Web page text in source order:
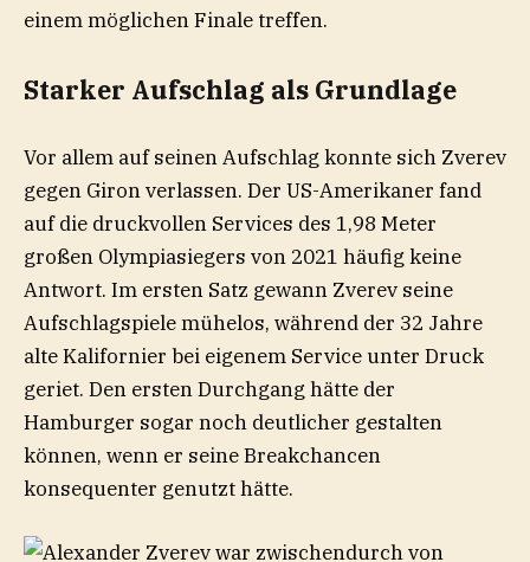
einem möglichen Finale treffen.
Starker Aufschlag als Grundlage
Vor allem auf seinen Aufschlag konnte sich Zverev
gegen Giron verlassen. Der US-Amerikaner fand
auf die druckvollen Services des 1,98 Meter
großen Olympiasiegers von 2021 häufig keine
Antwort. Im ersten Satz gewann Zverev seine
Aufschlagspiele mühelos, während der 32 Jahre
alte Kalifornier bei eigenem Service unter Druck
geriet. Den ersten Durchgang hätte der
Hamburger sogar noch deutlicher gestalten
können, wenn er seine Breakchancen
konsequenter genutzt hätte.